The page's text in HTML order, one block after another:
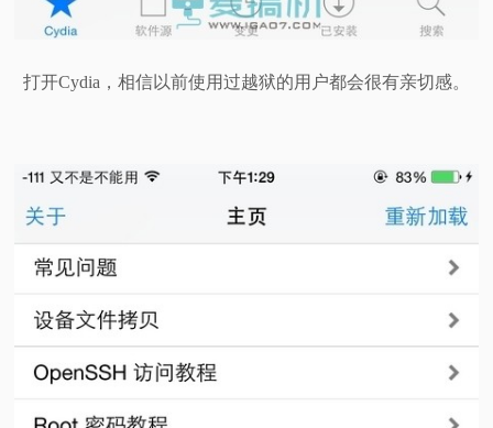
打开Cydia，相信以前使用过越狱的用户都会很有亲切感。